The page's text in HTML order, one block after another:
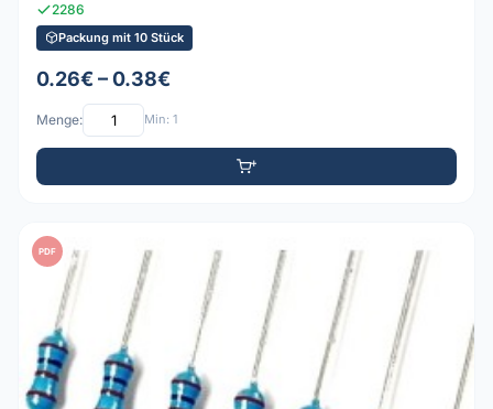
2286
Packung mit 10 Stück
0.26€ – 0.38€
Menge: Min: 1
PDF